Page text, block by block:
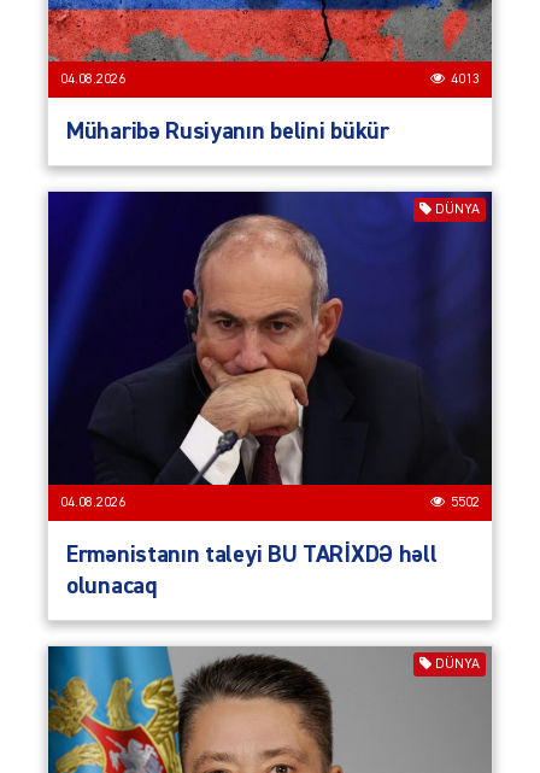
04.08.2026 4013
Müharibə Rusiyanın belini bükür
DÜNYA
04.08.2026 5502
Ermənistanın taleyi BU TARİXDƏ həll
olunacaq
DÜNYA